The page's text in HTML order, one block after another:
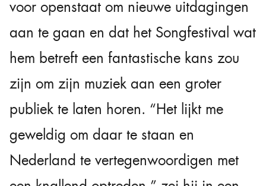
voor openstaat om nieuwe uitdagingen
aan te gaan en dat het Songfestival wat
hem betreft een fantastische kans zou
zijn om zijn muziek aan een groter
publiek te laten horen. “Het lijkt me
geweldig om daar te staan en
Nederland te vertegenwoordigen met